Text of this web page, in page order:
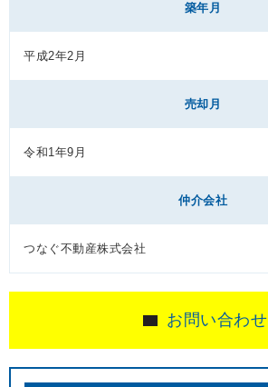
築年月
平成2年2月
売却月
令和1年9月
仲介会社
つなぐ不動産株式会社
お問い合わせ